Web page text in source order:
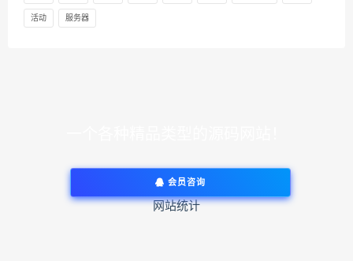
活动 服务器
会员咨询
网站统计